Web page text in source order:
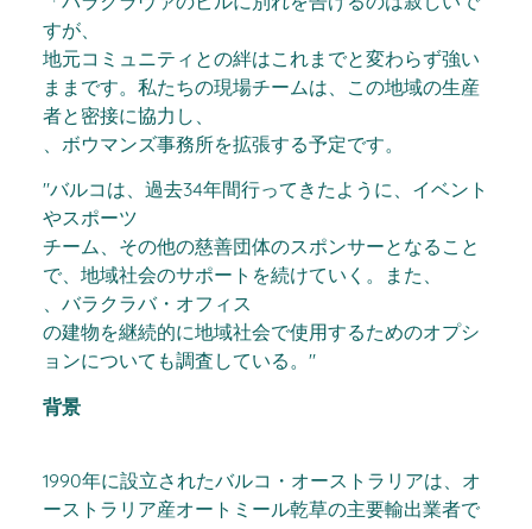
すが、
地元コミュニティとの絆はこれまでと変わらず強い
ままです。私たちの現場チームは、この地域の生産
者と密接に協力し、
、ボウマンズ事務所を拡張する予定です。
"バルコは、過去34年間行ってきたように、イベント
やスポーツ
チーム、その他の慈善団体のスポンサーとなること
で、地域社会のサポートを続けていく。また、
、バラクラバ・オフィス
の建物を継続的に地域社会で使用するためのオプシ
ョンについても調査している。"
背景
1990年に設立されたバルコ・オーストラリアは、オ
ーストラリア産オートミール乾草の主要輸出業者で